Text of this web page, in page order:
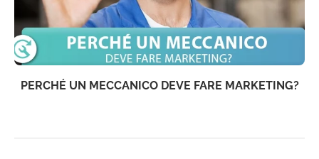
PERCHÉ UN MECCANICO DEVE FARE MARKETING?